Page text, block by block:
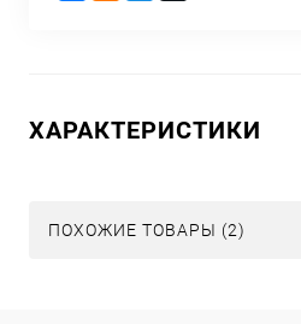
ХАРАКТЕРИСТИКИ
ПОХОЖИЕ ТОВАРЫ (2)